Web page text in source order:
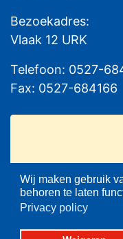
Wij maken gebruik
behoren te laten
Privacy policy
Bezoekadres:
Vlaak 12 URK
Telefoon: 0527-
Fax: 0527-684166